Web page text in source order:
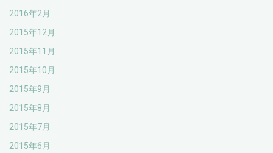
2016年2月
2015年12月
2015年11月
2015年10月
2015年9月
2015年8月
2015年7月
2015年6月